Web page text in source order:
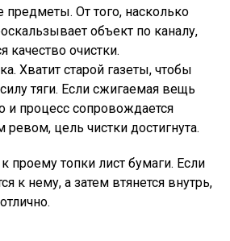
предметы. От того, насколько
объект по каналу,
качество очистки.
Хватит старой газеты, чтобы
тяги. Если сжигаемая вещь
и процесс сопровождается
ревом, цель чистки достигнута.
топки лист бумаги. Если
к нему, а затем втянется внутрь,